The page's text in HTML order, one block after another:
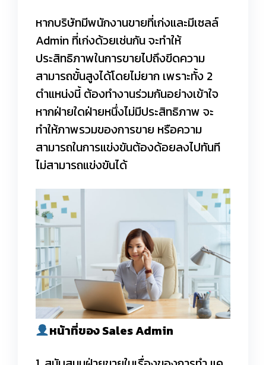
หากบริษัทมีพนักงานขายที่เก่งและมีเซลล์
Admin ที่เก่งด้วยเช่นกัน จะทำให้
ประสิทธิภาพในการขายไปถึงขีดความ
สามารถขั้นสูงได้โดยไม่ยาก เพราะทั้ง 2
ตำแหน่งนี้ ต้องทำงานร่วมกันอย่างเข้าใจ
หากฝ่ายใดฝ่ายหนึ่งไม่มีประสิทธิภาพ จะ
ทำให้ภาพรวมของการขาย หรือความ
สามารถในการแข่งขันต้องด้อยลงไปทันที
ไม่สามารถแข่งขันได้
หน้าที่ของ Sales Admin